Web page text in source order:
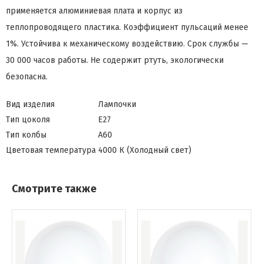
применяется алюминиевая плата и корпус из
теплопроводящего пластика. Коэффициент пульсаций менее
1%. Устойчива к механическому воздействию. Срок службы —
30 000 часов работы. Не содержит ртуть, экологически
безопасна.
Вид изделия
Лампочки
Тип цоколя
Е27
Тип колбы
A60
Цветовая температура 4000 К (Холодный свет)
Смотрите также